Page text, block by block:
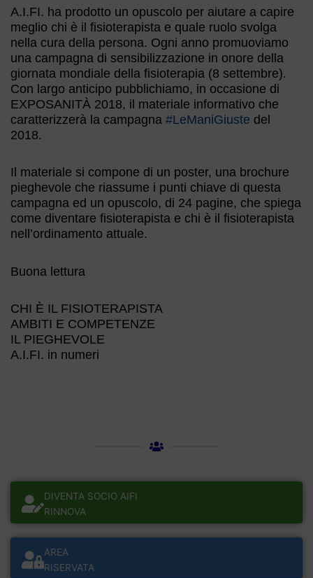
A.I.FI. ha prodotto un opuscolo per aiutare a capire
meglio chi è il fisioterapista e quale ruolo svolga
nella cura della persona. Ogni anno promuoviamo
una campagna di sensibilizzazione in onore della
giornata mondiale della fisioterapia (8 settembre).
Con largo anticipo pubblichiamo, in occasione di
EXPOSANITÀ 2018, il materiale informativo che
caratterizzerà la campagna #LeManiGiuste del
2018.
Il materiale si compone di un poster, una brochure
pieghevole che riassume i punti chiave di questa
campagna ed un opuscolo, di 24 pagine, che spiega
come diventare fisioterapista e chi è il fisioterapista
nell’ordinamento attuale.
Buona lettura
CHI È IL FISIOTERAPISTA
AMBITI E COMPETENZE
IL PIEGHEVOLE
A.I.FI. in numeri
DIVENTA SOCIO AIFI
RINNOVA
AREA
RISERVATA